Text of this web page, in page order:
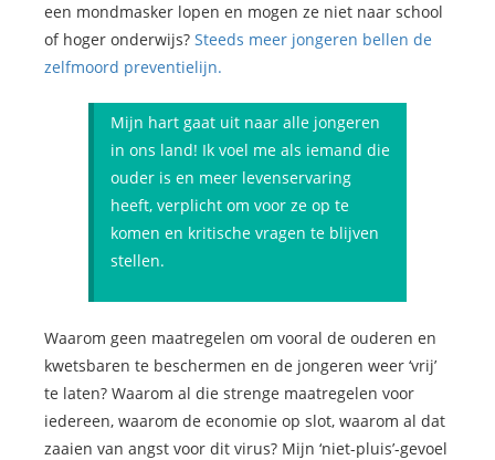
een mondmasker lopen en mogen ze niet naar school
of hoger onderwijs? Steeds meer jongeren bellen de
zelfmoord preventielijn.
Mijn hart gaat uit naar alle jongeren
in ons land! Ik voel me als iemand die
ouder is en meer levenservaring
heeft, verplicht om voor ze op te
komen en kritische vragen te blijven
stellen.
Waarom geen maatregelen om vooral de ouderen en
kwetsbaren te beschermen en de jongeren weer ‘vrij’
te laten? Waarom al die strenge maatregelen voor
iedereen, waarom de economie op slot, waarom al dat
zaaien van angst voor dit virus? Mijn ‘niet-pluis’-gevoel